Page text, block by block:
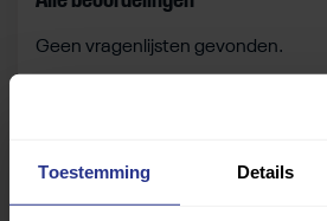
Toestemming Details
Geen vragenlijsten gevonden.
Zelf beoordelen
Om deze sportruimte te